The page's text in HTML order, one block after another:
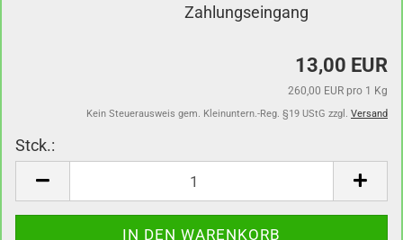
Zahlungseingang
13,00 EUR
260,00 EUR pro 1 Kg
Kein Steuerausweis gem. Kleinuntern.-Reg. §19 UStG zzgl. Versand
Stck.: